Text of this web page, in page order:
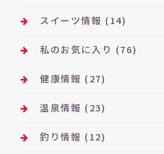
スイーツ情報 (14)
私のお気に入り (76)
健康情報 (27)
温泉情報 (23)
釣り情報 (12)